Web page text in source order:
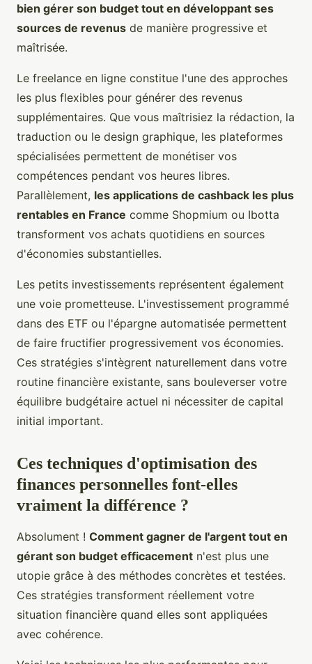
bien gérer son budget tout en développant ses
sources de revenus de manière progressive et
maîtrisée.
Le freelance en ligne constitue l'une des approches
les plus flexibles pour générer des revenus
supplémentaires. Que vous maîtrisiez la rédaction, la
traduction ou le design graphique, les plateformes
spécialisées permettent de monétiser vos
compétences pendant vos heures libres.
Parallèlement, les applications de cashback les plus
rentables en France comme Shopmium ou Ibotta
transforment vos achats quotidiens en sources
d'économies substantielles.
Les petits investissements représentent également
une voie prometteuse. L'investissement programmé
dans des ETF ou l'épargne automatisée permettent
de faire fructifier progressivement vos économies.
Ces stratégies s'intègrent naturellement dans votre
routine financière existante, sans bouleverser votre
équilibre budgétaire actuel ni nécessiter de capital
initial important.
Ces techniques d'optimisation des
finances personnelles font-elles
vraiment la différence ?
Absolument ! Comment gagner de l'argent tout en
gérant son budget efficacement n'est plus une
utopie grâce à des méthodes concrètes et testées.
Ces stratégies transforment réellement votre
situation financière quand elles sont appliquées
avec cohérence.